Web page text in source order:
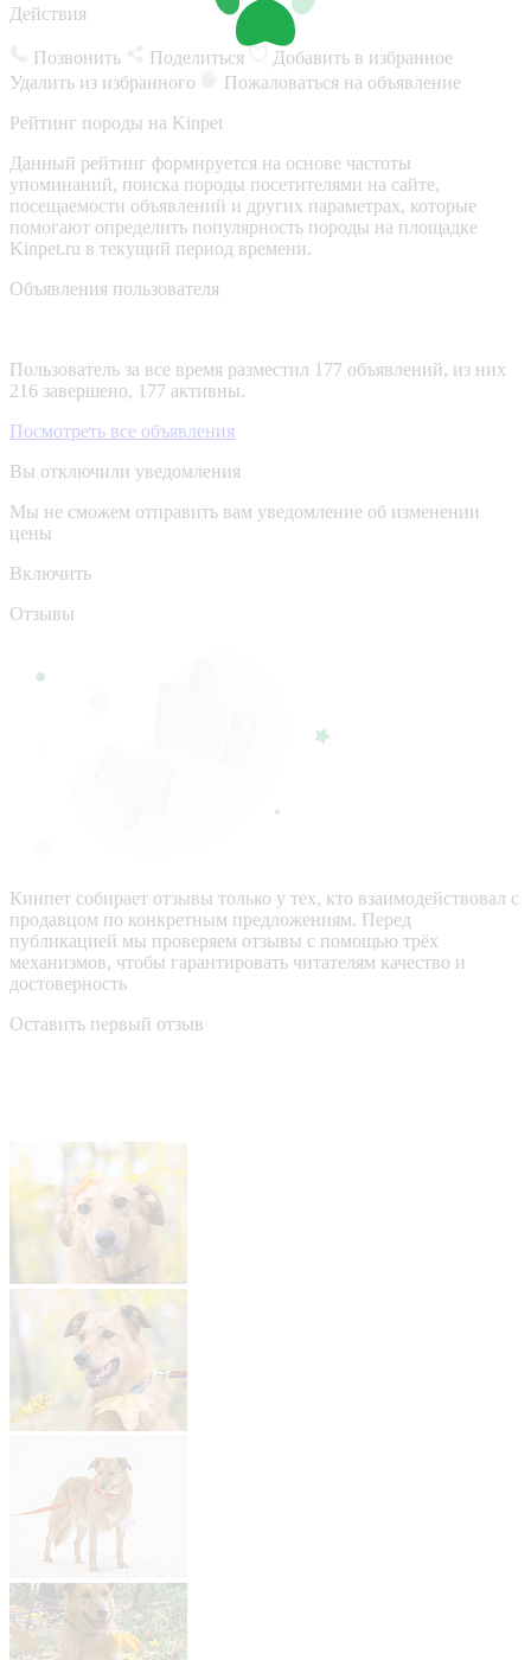
Действия
Позвонить Поделиться
Добавить в избранное
Удалить из избранного
Пожаловаться на объявление
Рейтинг породы на Kinpet
Данный рейтинг формируется на основе частоты
упоминаний, поиска породы посетителями на сайте,
посещаемости объявлений и других параметрах, которые
помогают определить популярность породы на площадке
Kinpet.ru в текущий период времени.
Объявления пользователя
Пользователь за все время разместил 177 объявлений, из них
216 завершено, 177 активны.
Посмотреть все объявления
Вы отключили уведомления
Мы не сможем отправить вам уведомление об изменении
цены
Включить
Отзывы
Кинпет собирает отзывы только у тех, кто взаимодействовал с
продавцом по конкретным предложениям. Перед
публикацией мы проверяем отзывы с помощью трёх
механизмов, чтобы гарантировать читателям качество и
достоверность
Оставить первый отзыв